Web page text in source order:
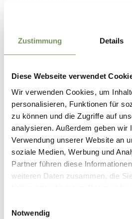
Zustimmung Details
Diese Webseite verwendet
Wir verwenden Cookies, um
personalisieren, Funktionen für
zu können und die Zugriffe auf
analysieren. Außerdem geben wir
Verwendung unserer Website an
soziale Medien, Werbung und
Partner führen diese
weiteren Daten zusammen, die
Notwendig
Lana